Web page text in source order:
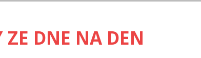
ZE DNE NA DEN